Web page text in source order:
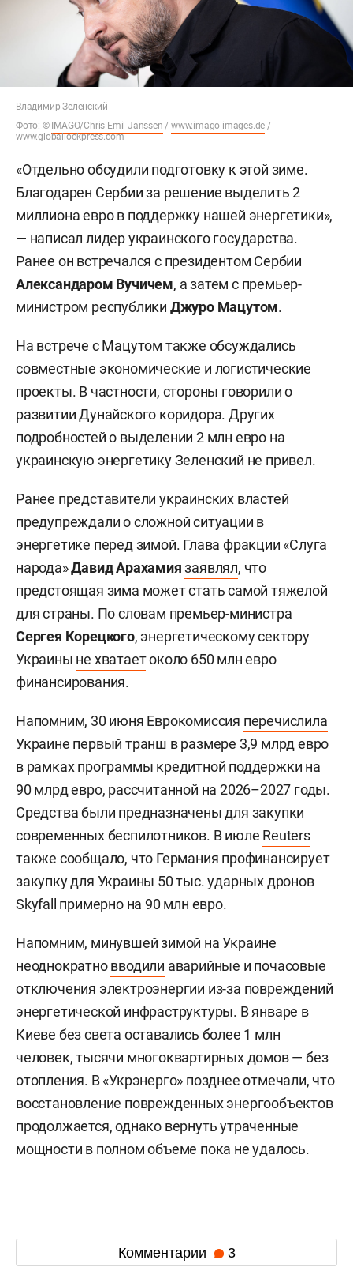
Владимир Зеленский
Фото: © IMAGO/Chris Emil Janssen /www.imago-images.de /
www.globallookpress.com
«Отдельно обсудили подготовку к этой зиме.
Благодарен Сербии за решение выделить 2
миллиона евро в поддержку нашей энергетики»,
— написал лидер украинского государства.
Ранее он встречался с президентом Сербии
Александаром Вучичем, а затем с премьер-
министром республики Джуро Мацутом.
На встрече с Мацутом также обсуждались
совместные экономические и логистические
проекты. В частности, стороны говорили о
развитии Дунайского коридора. Других
подробностей о выделении 2 млн евро на
украинскую энергетику Зеленский не привел.
Ранее представители украинских властей
предупреждали о сложной ситуации в
энергетике перед зимой. Глава фракции «Слуга
народа»Давид Арахамия заявлял, что
предстоящая зима может стать самой тяжелой
для страны. По словам премьер-министра
Сергея Корецкого, энергетическому сектору
Украины не хватаетоколо 650 млн евро
финансирования.
Напомним, 30 июня Еврокомиссия перечислила
Украине первый транш в размере 3,9 млрд евро
в рамках программы кредитной поддержки на
90 млрд евро, рассчитанной на 2026–2027 годы.
Средства были предназначены для закупки
современных беспилотников. В июле Reuters
также сообщало, что Германия профинансирует
закупку для Украины 50 тыс. ударных дронов
Skyfall примерно на 90 млн евро.
Напомним, минувшей зимой на Украине
неоднократновводили аварийные и почасовые
отключения электроэнергии из-за повреждений
энергетической инфраструктуры. В январе в
Киеве без света оставались более 1 млн
человек, тысячи многоквартирных домов — без
отопления. В «Укрэнерго» позднее отмечали, что
восстановление поврежденных энергообъектов
продолжается, однако вернуть утраченные
мощности в полном объеме пока не удалось.
Комментарии 3